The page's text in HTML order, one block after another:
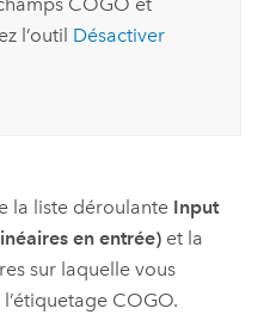
COGO et
l’outil Désactiver
la liste déroulante Input
en entrée)et la
sur laquelle vous
COGO.